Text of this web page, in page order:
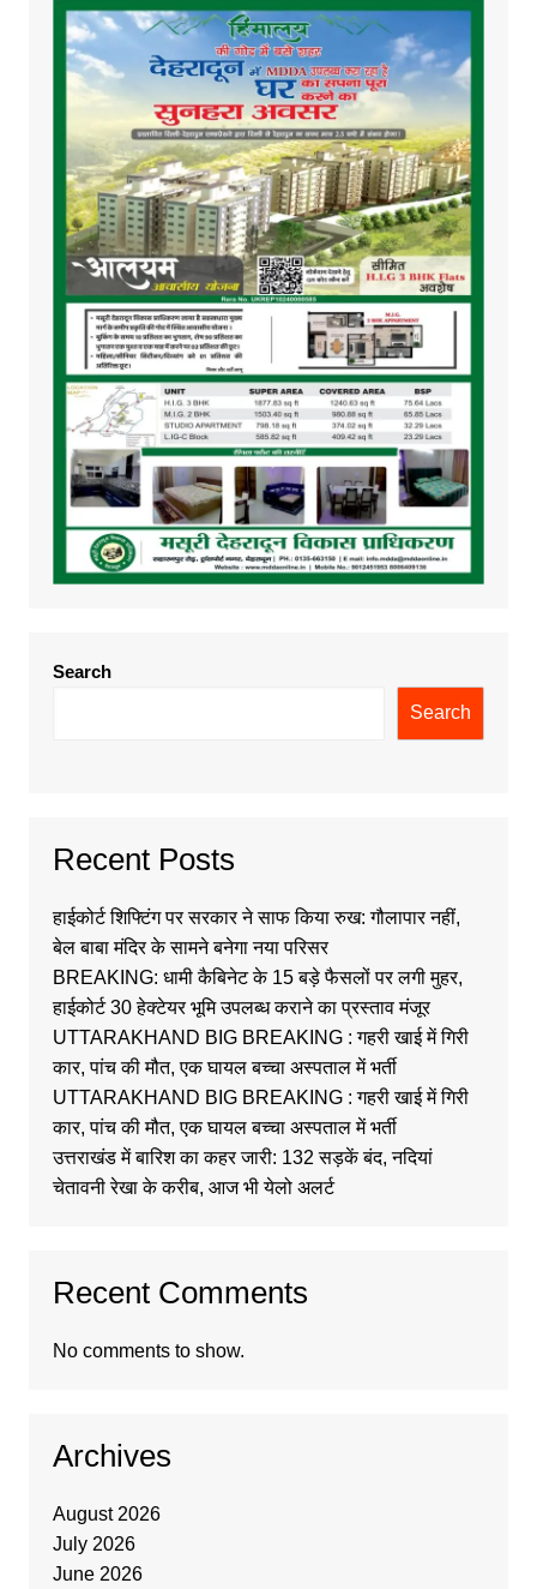
Search
Search
Recent Posts
हाईकोर्ट शिफ्टिंग पर सरकार ने साफ किया रुख: गौलापार नहीं,
बेल बाबा मंदिर के सामने बनेगा नया परिसर
BREAKING: धामी कैबिनेट के 15 बड़े फैसलों पर लगी मुहर,
हाईकोर्ट 30 हेक्टेयर भूमि उपलब्ध कराने का प्रस्ताव मंजूर
UTTARAKHAND BIG BREAKING : गहरी खाई में गिरी
कार, पांच की मौत, एक घायल बच्चा अस्पताल में भर्ती
UTTARAKHAND BIG BREAKING : गहरी खाई में गिरी
कार, पांच की मौत, एक घायल बच्चा अस्पताल में भर्ती
उत्तराखंड में बारिश का कहर जारी: 132 सड़कें बंद, नदियां
चेतावनी रेखा के करीब, आज भी येलो अलर्ट
Recent Comments
No comments to show.
Archives
August 2026
July 2026
June 2026